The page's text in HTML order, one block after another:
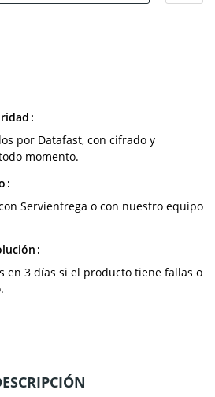
por Datafast, con cifrado y
momento.
Servientrega o con nuestro equipo
en 3 días si el producto tiene fallas o